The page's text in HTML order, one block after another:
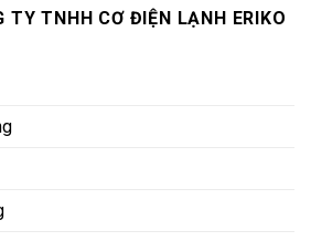
TY TNHH CƠ ĐIỆN LẠNH ERIKO